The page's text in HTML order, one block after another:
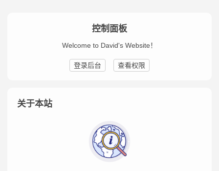
控制面板
Welcome to David's Website！
登录后台 查看权限
关于本站